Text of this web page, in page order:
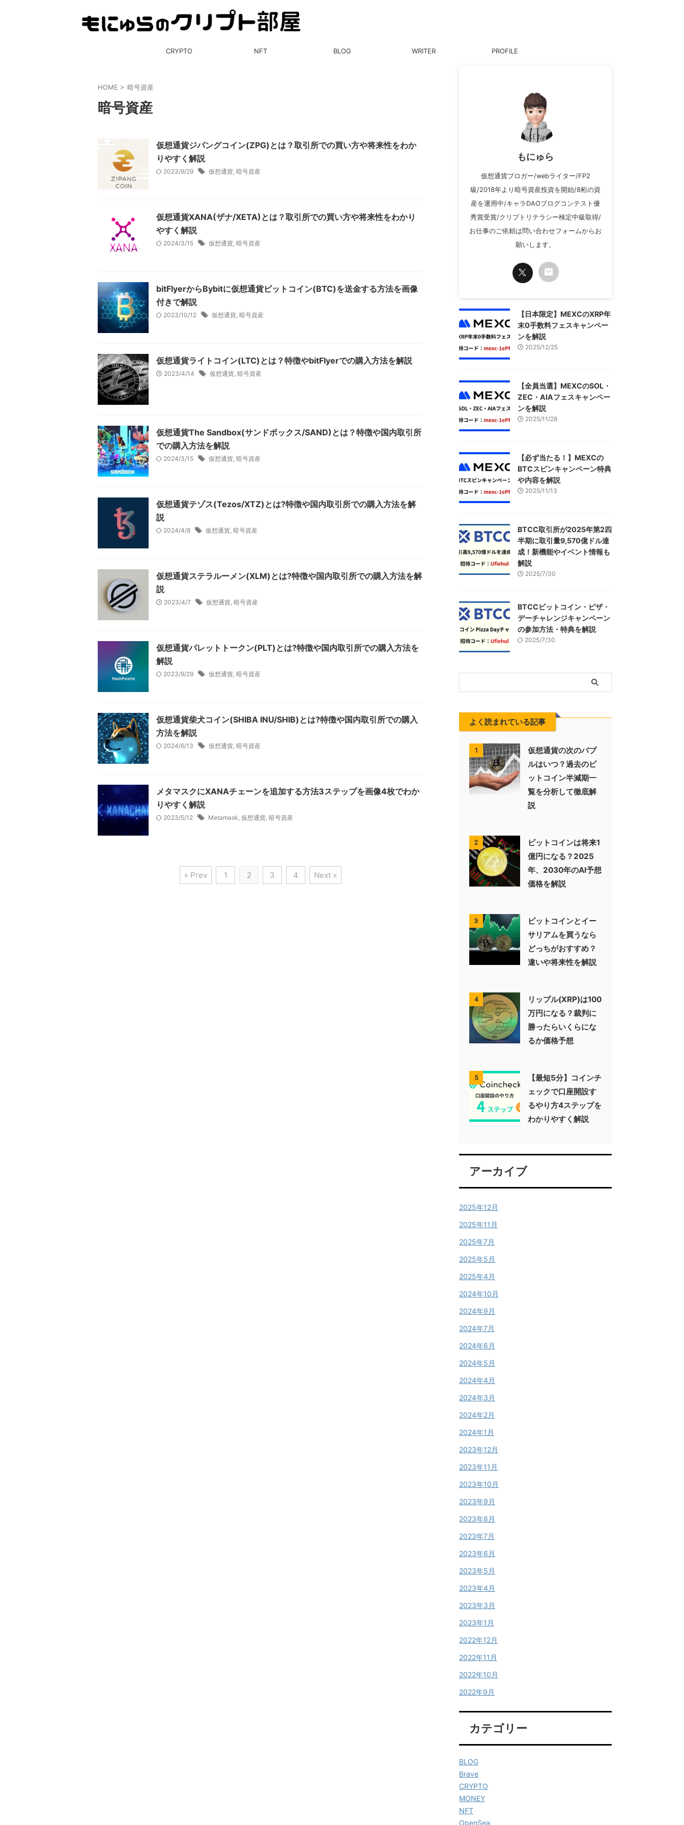
CRYPTO NFT BLOG WRITER PROFILE
HOME > 暗号資産
暗号資産
仮想通貨ジパングコイン(ZPG)とは？取引所での買い方や将来性をわか
りやすく解説
2023/9/29 仮想通貨, 暗号資産
仮想通貨XANA(ザナ/XETA)とは？取引所での買い方や将来性をわかり
やすく解説
2024/3/15 仮想通貨, 暗号資産
bitFlyerからBybitに仮想通貨ビットコイン(BTC)を送金する方法を画像
付きで解説
2023/10/12 仮想通貨, 暗号資産
仮想通貨ライトコイン(LTC)とは？特徴やbitFlyerでの購入方法を解説
2023/4/14 仮想通貨, 暗号資産
仮想通貨The Sandbox(サンドボックス/SAND)とは？特徴や国内取引所
での購入方法を解説
2024/3/15 仮想通貨, 暗号資産
仮想通貨テゾス(Tezos/XTZ)とは?特徴や国内取引所での購入方法を解
説
2024/4/8 仮想通貨, 暗号資産
仮想通貨ステラルーメン(XLM)とは?特徴や国内取引所での購入方法を解
説
2023/4/7 仮想通貨, 暗号資産
仮想通貨パレットトークン(PLT)とは?特徴や国内取引所での購入方法を
解説
2023/9/29 仮想通貨, 暗号資産
仮想通貨柴犬コイン(SHIBA INU/SHIB)とは?特徴や国内取引所での購入
方法を解説
2024/6/13 仮想通貨, 暗号資産
メタマスクにXANAチェーンを追加する方法3ステップを画像4枚でわか
りやすく解説
2023/5/12 Metamask, 仮想通貨, 暗号資産
« Prev 1 2 3 4 Next »
もにゅら
仮想通貨ブロガー/webライター/FP2
級/2018年より暗号資産投資を開始/8桁の資
産を運用中/キャラDAOブログコンテスト優
秀賞受賞/クリプトリテラシー検定中級取得/
お仕事のご依頼は問い合わせフォームからお
願いします。
【日本限定】MEXCのXRP年
末0手数料フェスキャンペー
ンを解説
2025/12/25
【全員当選】MEXCのSOL・
ZEC・AIAフェスキャンペー
ンを解説
2025/11/28
【必ず当たる！】MEXCの
BTCスピンキャンペーン特典
や内容を解説
2025/11/13
BTCC取引所が2025年第2四
半期に取引量9,570億ドル達
成！新機能やイベント情報も
解説
2025/7/30
BTCCビットコイン・ピザ・
デーチャレンジキャンペーン
の参加方法・特典を解説
2025/7/30
よく読まれている記事
1
仮想通貨の次のバブ
ルはいつ？過去のビ
ットコイン半減期一
覧を分析して徹底解
説
2
ビットコインは将来1
億円になる？2025
年、2030年のAI予想
価格を解説
3
ビットコインとイー
サリアムを買うなら
どっちがおすすめ？
違いや将来性を解説
4
リップル(XRP)は100
万円になる？裁判に
勝ったらいくらにな
るか価格予想
5
【最短5分】コインチ
ェックで口座開設す
るやり方4ステップを
わかりやすく解説
アーカイブ
2025年12月
2025年11月
2025年7月
2025年5月
2025年4月
2024年10月
2024年9月
2024年7月
2024年6月
2024年5月
2024年4月
2024年3月
2024年2月
2024年1月
2023年12月
2023年11月
2023年10月
2023年9月
2023年8月
2023年7月
2023年6月
2023年5月
2023年4月
2023年3月
2023年1月
2022年12月
2022年11月
2022年10月
2022年9月
カテゴリー
BLOG
Brave
CRYPTO
MONEY
NFT
OpenSea